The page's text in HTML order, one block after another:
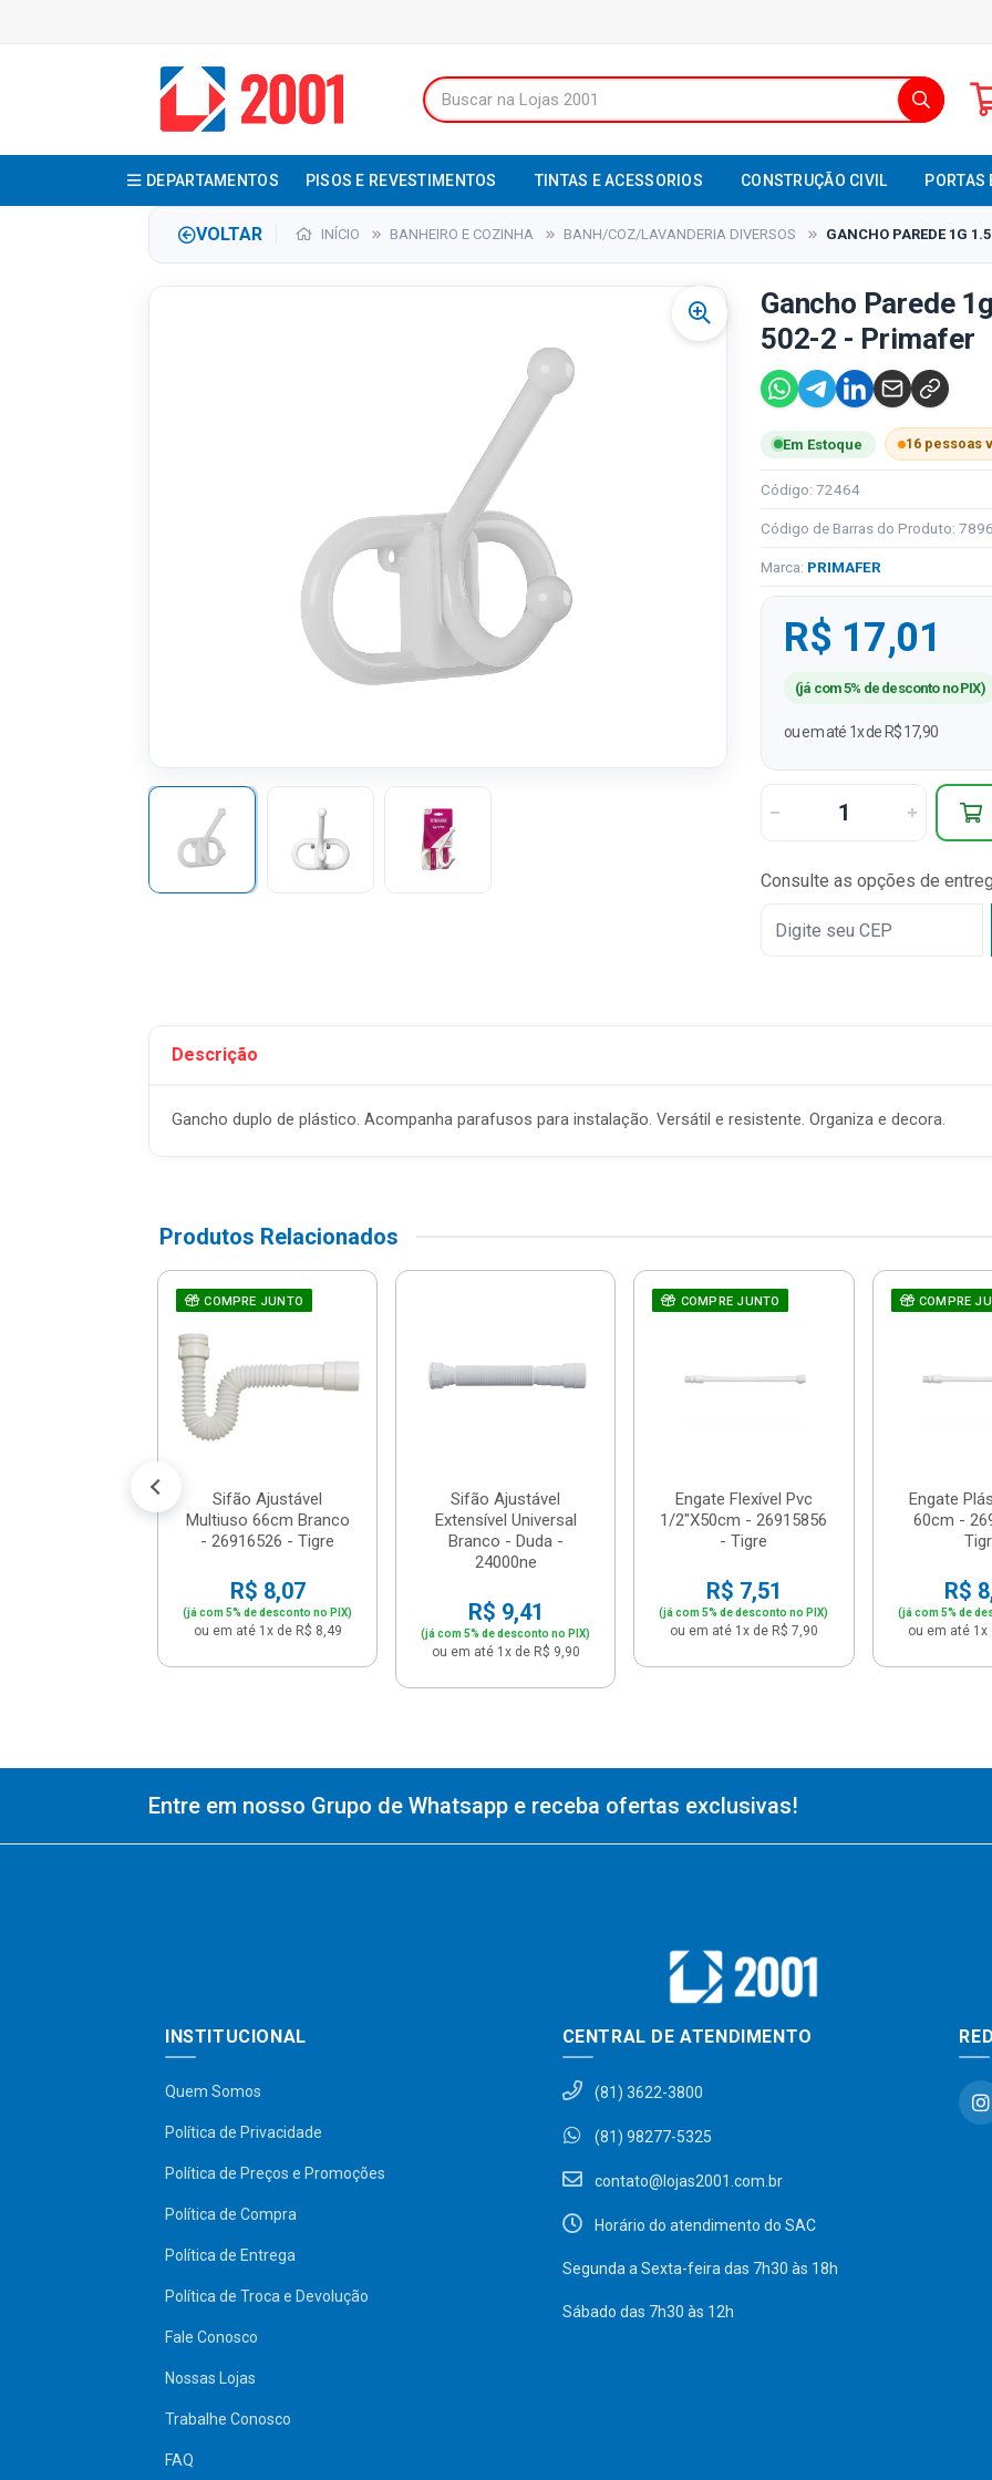
DEPARTAMENTOS PISOS E REVESTIMENTOS TINTAS E ACESSORIOS CONSTRUÇÃO CIVIL PORTAS
VOLTAR INÍCIO BANHEIRO E COZINHA BANH/COZ/LAVANDERIA DIVERSOS GANCHO PAREDE 1G
Gancho Parede
502-2 - Primafer
Em Estoque 16 pessoas
Código: 72464
Código de Barras do Produto:
Marca: PRIMAFER
R$ 17,01
(já com 5% de desconto no PIX)
ou em até 1x de R$ 17,90
Consulte as opções de
Descrição
Gancho duplo de plástico. Acompanha parafusos para instalação. Versátil e resistente. Organiza e decora.
Produtos Relacionados
COMPRE JUNTO
Sifão Ajustável
Multiuso 66cm Branco
- 26916526 - Tigre
R$ 8,07
(já com 5% de desconto no PIX)
ou em até 1x de R$ 8,49
Sifão Ajustável
Extensível Universal
Branco - Duda -
24000ne
R$ 9,41
(já com 5% de desconto no PIX)
ou em até 1x de R$ 9,90
COMPRE JUNTO
Engate Flexível Pvc
1/2"X50cm - 26915856
- Tigre
R$ 7,51
(já com 5% de desconto no PIX)
ou em até 1x de R$ 7,90
COMPRE
Engate
60cm -
R$
(já com 5% de
ou em até 1x
Entre em nosso Grupo de Whatsapp e receba ofertas exclusivas!
INSTITUCIONAL
Quem Somos
Política de Privacidade
Política de Preços e Promoções
Política de Compra
Política de Entrega
Política de Troca e Devolução
Fale Conosco
Nossas Lojas
Trabalhe Conosco
FAQ
CENTRAL DE ATENDIMENTO
(81) 3622-3800
(81) 98277-5325
contato@lojas2001.com.br
Horário do atendimento do SAC
Segunda a Sexta-feira das 7h30 às 18h
Sábado das 7h30 às 12h